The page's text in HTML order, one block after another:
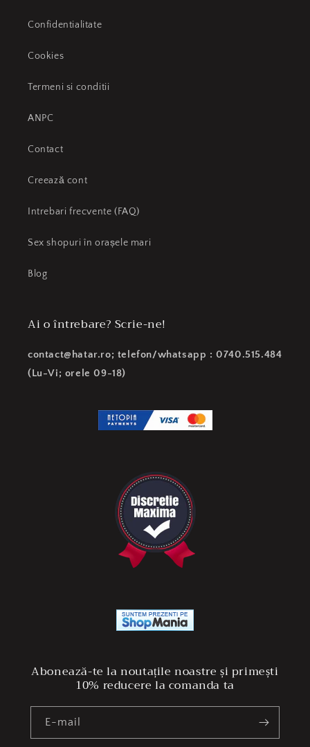
Confidentialitate
Cookies
Termeni si conditii
ANPC
Contact
Creează cont
Intrebari frecvente (FAQ)
Sex shopuri în orașele mari
Blog
Ai o întrebare? Scrie-ne!
contact@hatar.ro; telefon/whatsapp : 0740.515.484
(Lu-Vi; orele 09-18)
Abonează-te la noutațile noastre și primești
10% reducere la comanda ta
E-mail